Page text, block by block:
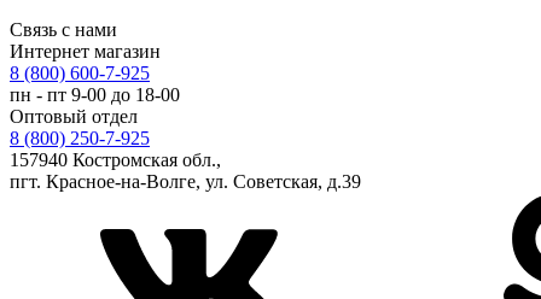
Связь с нами
Интернет магазин
8 (800) 600-7-925
пн - пт 9-00 до 18-00
Оптовый отдел
8 (800) 250-7-925
157940 Костромская обл.,
пгт. Красное-на-Волге, ул. Советская, д.39